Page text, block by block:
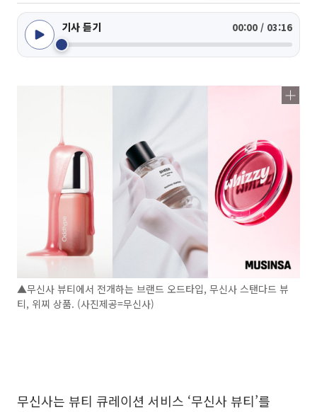
기사 듣기 00:00 / 03:16
▲무신사 뷰티에서 전개하는 브랜드 오드타입, 무신사 스탠다드 뷰
티, 위찌 상품. (사진제공=무신사)
무신사는 뷰티 큐레이션 서비스 ‘무신사 뷰티’를